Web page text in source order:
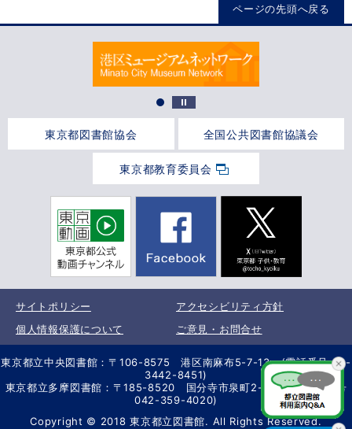
ページの先頭へ戻る
東京都図書館協会 全国公共図書館協議会
東京都教育委員会
サイトポリシー
アクセシビリティ方針
個人情報保護について
ご意見・お問合せ
東京都立中央図書館：〒106-8575 港区南麻布5-7-13 (電話番号 03-
3442-8451)
東京都立多摩図書館：〒185-8520 国分寺市泉町2-2-26 (電話番号
042-359-4020)
Copyright © 2018 東京都立図書館. All Rights Reserved.